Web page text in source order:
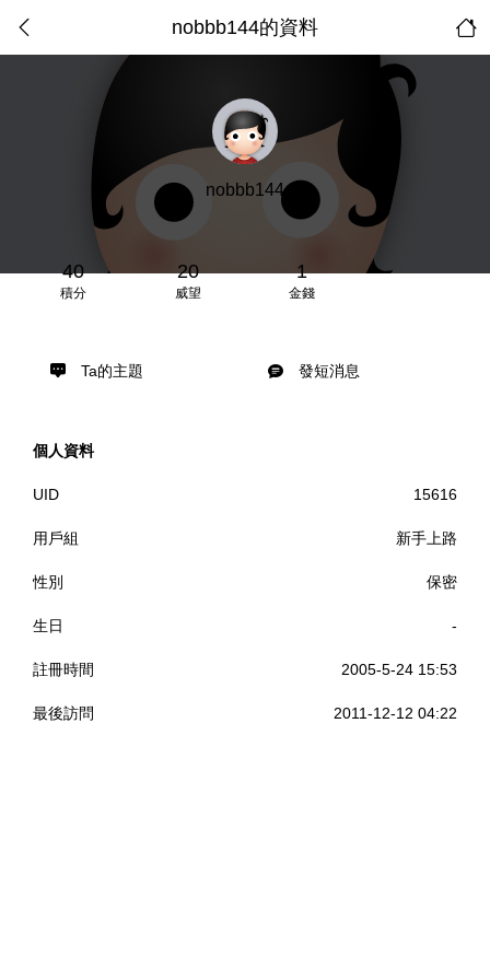
nobbb144的資料
nobbb144
40
積分
20
威望
1
金錢
Ta的主題 發短消息
個人資料
UID 15616
用戶組 新手上路
性別 保密
生日 -
註冊時間 2005-5-24 15:53
最後訪問 2011-12-12 04:22